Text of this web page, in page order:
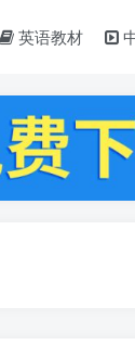
英语教材